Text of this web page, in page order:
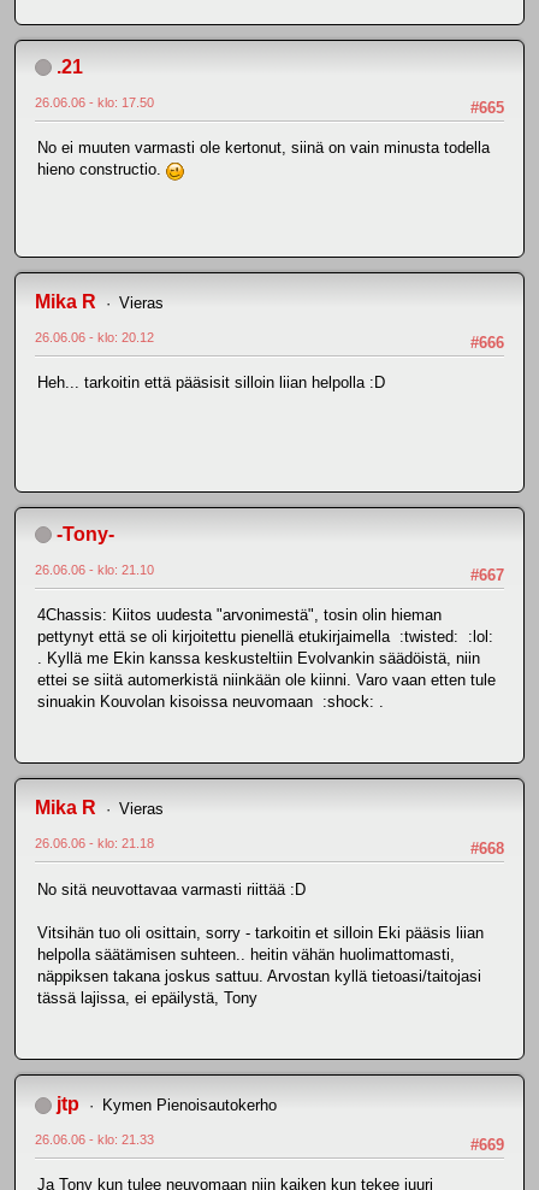
.21
#665
26.06.06 - klo: 17.50
No ei muuten varmasti ole kertonut, siinä on vain minusta todella
hieno constructio.
Mika R Vieras
#666
26.06.06 - klo: 20.12
Heh... tarkoitin että pääsisit silloin liian helpolla :D
-Tony-
#667
26.06.06 - klo: 21.10
4Chassis: Kiitos uudesta "arvonimestä", tosin olin hieman
pettynyt että se oli kirjoitettu pienellä etukirjaimella :twisted: :lol:
. Kyllä me Ekin kanssa keskusteltiin Evolvankin säädöistä, niin
ettei se siitä automerkistä niinkään ole kiinni. Varo vaan etten tule
sinuakin Kouvolan kisoissa neuvomaan :shock: .
Mika R Vieras
#668
26.06.06 - klo: 21.18
No sitä neuvottavaa varmasti riittää :D
Vitsihän tuo oli osittain, sorry - tarkoitin et silloin Eki pääsis liian
helpolla säätämisen suhteen.. heitin vähän huolimattomasti,
näppiksen takana joskus sattuu. Arvostan kyllä tietoasi/taitojasi
tässä lajissa, ei epäilystä, Tony
jtp Kymen Pienoisautokerho
#669
26.06.06 - klo: 21.33
Ja Tony kun tulee neuvomaan niin kaiken kun tekee juuri